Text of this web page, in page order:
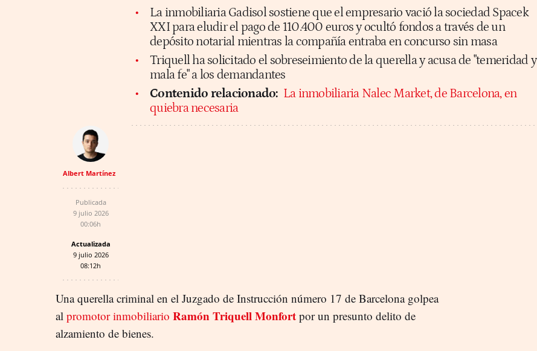
La inmobiliaria Gadisol sostiene que el empresario vació la sociedad Spacek
XXI para eludir el pago de 110.400 euros y ocultó fondos a través de un
depósito notarial mientras la compañía entraba en concurso sin masa
Triquell ha solicitado el sobreseimiento de la querella y acusa de "temeridad y
mala fe" a los demandantes
Contenido relacionado: La inmobiliaria Nalec Market, de Barcelona, en
quiebra necesaria
Albert Martínez
Publicada
9 julio 2026
00:06h
Actualizada
9 julio 2026
08:12h
Una querella criminal en el Juzgado de Instrucción número 17 de Barcelona golpea
al promotor inmobiliario Ramón Triquell Monfort por un presunto delito de
alzamiento de bienes.